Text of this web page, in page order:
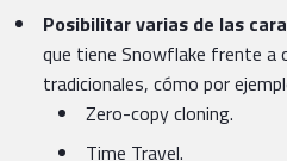
Posibilitar varias de las
que tiene Snowflake frente a
tradicionales, cómo por
Zero-copy cloning.
Time Travel.